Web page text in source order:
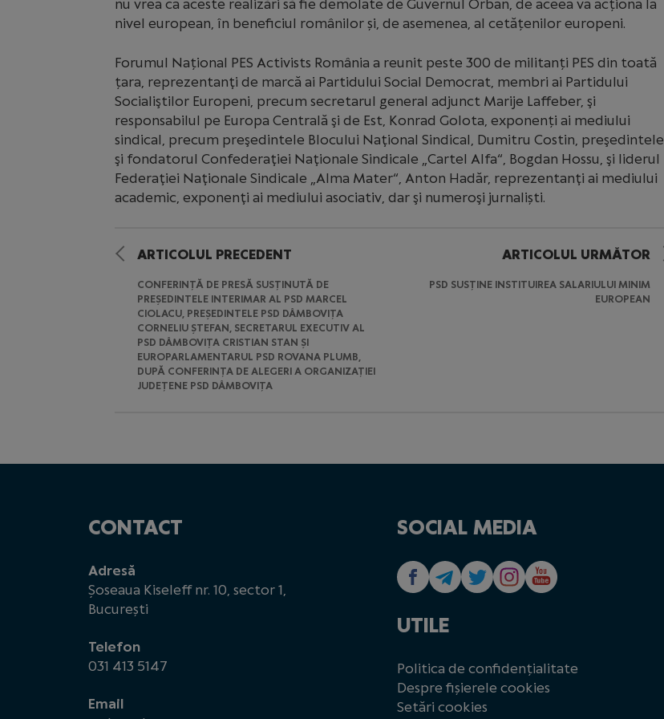
nu vrea ca aceste realizări să fie demolate de Guvernul Orban, de aceea va acționa la
nivel european, în beneficiul românilor și, de asemenea, al cetățenilor europeni.
Forumul Național PES Activists România a reunit peste 300 de militanți PES din toată
țara, reprezentanţi de marcă ai Partidului Social Democrat, membri ai Partidului
Socialiştilor Europeni, precum secretarul general adjunct Marije Laffeber, şi
responsabilul pe Europa Centrală şi de Est, Konrad Golota, exponenți ai mediului
sindical, precum preşedintele Blocului Naţional Sindical, Dumitru Costin, preşedintele
şi fondatorul Confederaţiei Naţionale Sindicale „Cartel Alfa“, Bogdan Hossu, şi liderul
Federaţiei Naţionale Sindicale „Alma Mater“, Anton Hadăr, reprezentanţi ai mediului
academic, exponenţi ai mediului asociativ, dar şi numeroşi jurnaliști.
ARTICOLUL PRECEDENT
CONFERINȚĂ DE PRESĂ SUSȚINUTĂ DE
PREȘEDINTELE INTERIMAR AL PSD MARCEL
CIOLACU, PREȘEDINTELE PSD DÂMBOVIȚA
CORNELIU ȘTEFAN, SECRETARUL EXECUTIV AL
PSD DÂMBOVIȚA CRISTIAN STAN ȘI
EUROPARLAMENTARUL PSD ROVANA PLUMB,
DUPĂ CONFERINȚA DE ALEGERI A ORGANIZAȚIEI
JUDEȚENE PSD DÂMBOVIȚA
ARTICOLUL URMĂTOR
PSD SUSȚINE INSTITUIREA SALARIULUI MINIM
EUROPEAN
CONTACT
Adresă
Șoseaua Kiseleff nr. 10, sector 1,
București
Telefon
031 413 5147
Email
SOCIAL MEDIA
UTILE
Politica de confidențialitate
Despre fișierele cookies
Setări cookies